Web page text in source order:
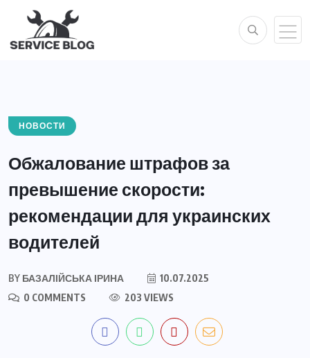
НОВОСТИ
Обжалование штрафов за
превышение скорости:
рекомендации для украинских
водителей
BY БАЗАЛІЙСЬКА ІРИНА
10.07.2025
0 COMMENTS
203 VIEWS